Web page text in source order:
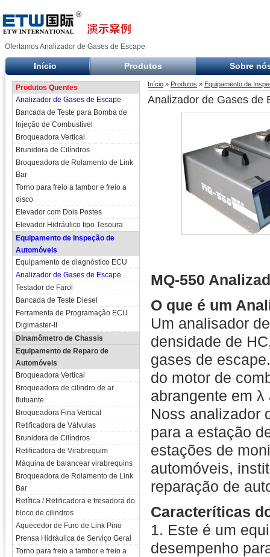
Ofertamos Analizador de Gases de Escape
Início Produtos Sobre
Produtos Quentes
Analizador de Gases de Escape
Bancada de Teste para Bomba de
Injeção de Combustível
Broqueadora Vertical
Brunidora de Cilíndros
Broqueadora de Rolamento de Link
Bar
Torno para freio a tambor e freio a
disco
Elevador com Dois Postes
Elevador Hidráulico tipo Tesoura
Equipamento de Inspeção de
Automóveis
Equipamento de diagnóstico ECU
Analizador de Gases de Escape
Testador de Farol
Bancada de Teste Diesel
Ferramenta de Programação ECU
Digimaster-II
Dinamômetro de Chassis
Equipamento de Reparo de
Automóveis
Broqueadora Vertical
Broqueadora de cilindro de ar
flutuante
Broqueadora Fina Vertical
Retificadora de Válvulas
Brunidora de Cilíndros
Retificadora de Virabrequim
Máquina de balancear virabrequins
Broqueadora de Rolamento de Link
Bar
Retífica / Retificadora e fresadora do
bloco de cilindros
Aquecedor de Furo de Link Pino
Prensa Hidráulica de Serviço Geral
Torno para freio a tambor e freio a
Início » Produtos » Equipamento de
Analizador de Gases de
MQ-550
O que é um
Um analisador
densidade de
gases de
do motor de
abrangente em
Noss analizador
para a estação
estações de
automóveis,
reparação de
Caracteríticas
1. Este é um
desempenho